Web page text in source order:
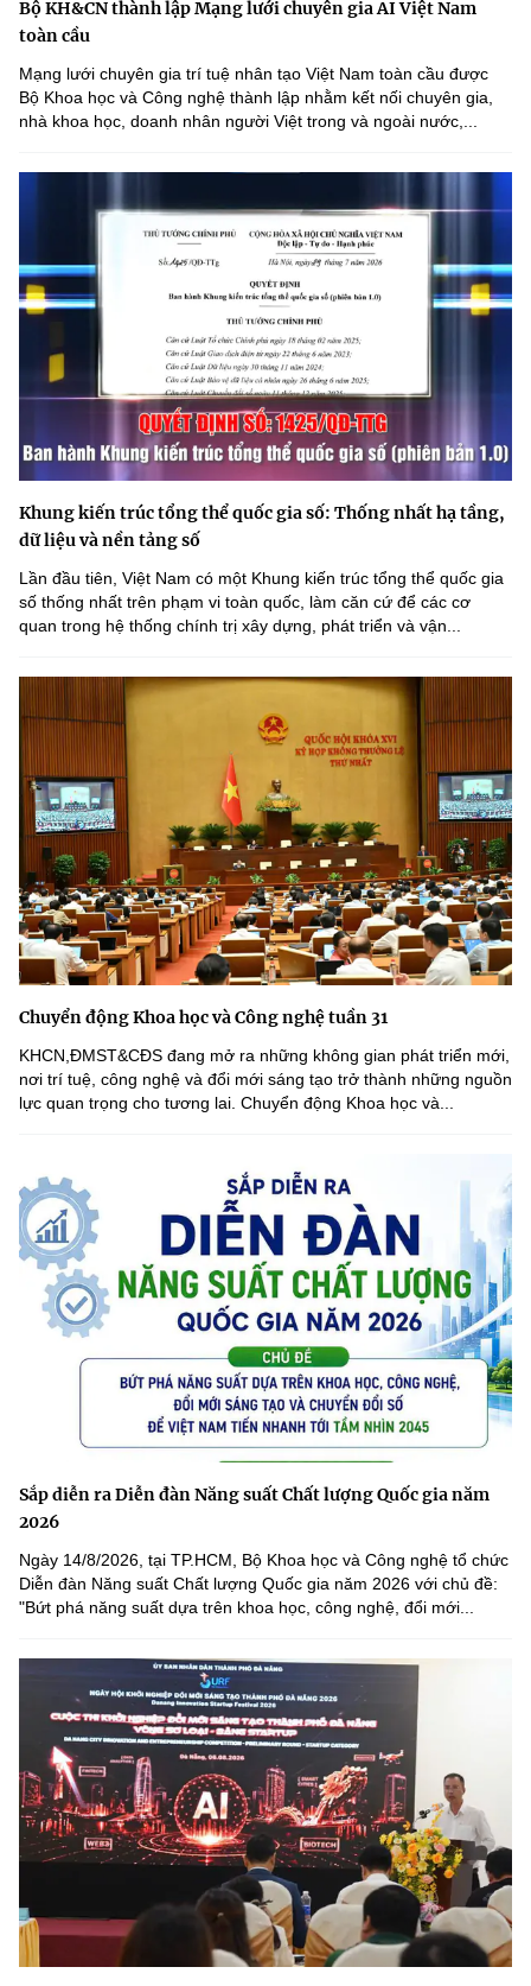
Bộ KH&CN thành lập Mạng lưới chuyên gia AI Việt Nam
toàn cầu
Mạng lưới chuyên gia trí tuệ nhân tạo Việt Nam toàn cầu được
Bộ Khoa học và Công nghệ thành lập nhằm kết nối chuyên gia,
nhà khoa học, doanh nhân người Việt trong và ngoài nước,...
Khung kiến trúc tổng thể quốc gia số: Thống nhất hạ tầng,
dữ liệu và nền tảng số
Lần đầu tiên, Việt Nam có một Khung kiến trúc tổng thể quốc gia
số thống nhất trên phạm vi toàn quốc, làm căn cứ để các cơ
quan trong hệ thống chính trị xây dựng, phát triển và vận...
Chuyển động Khoa học và Công nghệ tuần 31
KHCN,ĐMST&CĐS đang mở ra những không gian phát triển mới,
nơi trí tuệ, công nghệ và đổi mới sáng tạo trở thành những nguồn
lực quan trọng cho tương lai. Chuyển động Khoa học và...
Sắp diễn ra Diễn đàn Năng suất Chất lượng Quốc gia năm
2026
Ngày 14/8/2026, tại TP.HCM, Bộ Khoa học và Công nghệ tổ chức
Diễn đàn Năng suất Chất lượng Quốc gia năm 2026 với chủ đề:
"Bứt phá năng suất dựa trên khoa học, công nghệ, đổi mới...